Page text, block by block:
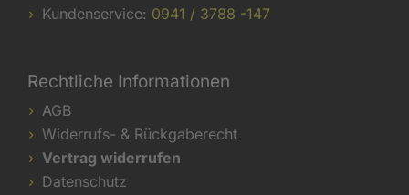
Kundenservice: 0941 / 3788 -147
Rechtliche Informationen
AGB
Widerrufs- & Rückgaberecht
Vertrag widerrufen
Datenschutz